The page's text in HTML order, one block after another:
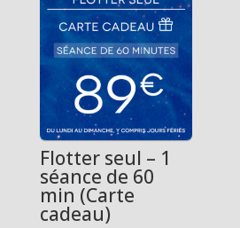
Flotter seul – 1
séance de 60
min (Carte
cadeau)